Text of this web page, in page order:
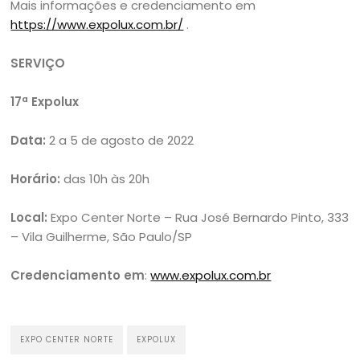
Mais informações e credenciamento em
https://www.expolux.com.br/ .
SERVIÇO
17ª Expolux
Data: 2 a 5 de agosto de 2022
Horário: das 10h às 20h
Local: Expo Center Norte – Rua José Bernardo Pinto, 333
– Vila Guilherme, São Paulo/SP
Credenciamento em:www.expolux.com.br
EXPO CENTER NORTE EXPOLUX